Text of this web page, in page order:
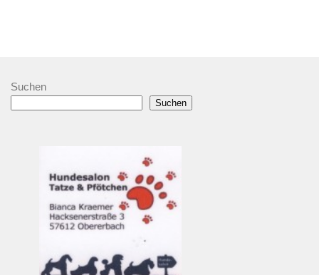
Suchen
Suchen